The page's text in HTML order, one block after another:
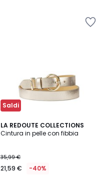
Saldi
LA REDOUTE COLLECTIONS
Cintura in pelle con fibbia
35,99 €
21,59 € -40%
4,7
/ 5